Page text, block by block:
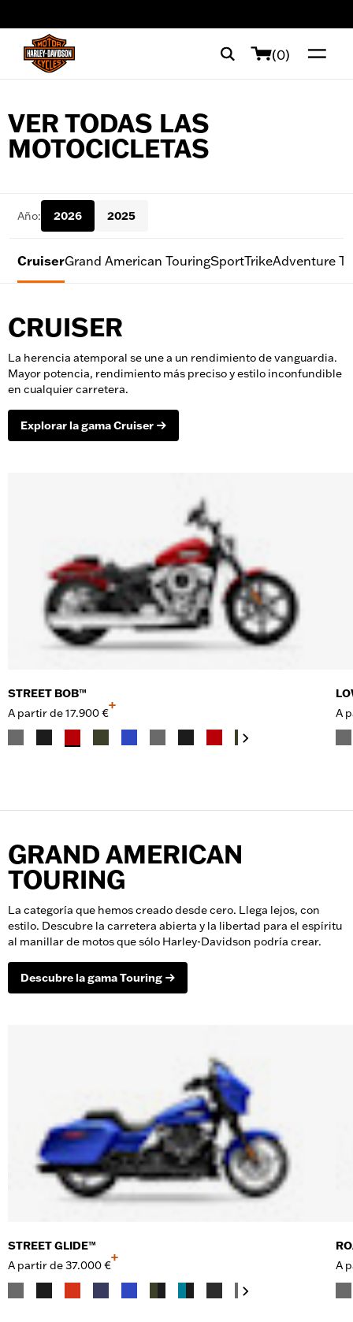
(0)
VER TODAS LAS
MOTOCICLETAS
CruiserGrand American TouringSportTrikeAdventure
Año: 2026 2025
CRUISER
La herencia atemporal se une a un rendimiento de vanguardia.
Mayor potencia, rendimiento más preciso y estilo inconfundible
en cualquier carretera.
Explorar la gama Cruiser
STREET BOB™
A partir de17.900 €
+
A
GRAND AMERICAN
TOURING
La categoría que hemos creado desde cero. Llega lejos, con
estilo. Descubre la carretera abierta y la libertad para el espíritu
al manillar de motos que sólo Harley-Davidson podría crear.
Descubre la gama Touring
STREET GLIDE™
A partir de37.000 €
+
A